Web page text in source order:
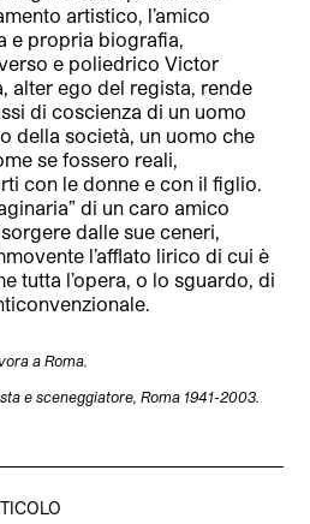
artistico, l’amico
e propria biografia,
e poliedrico Victor
alter ego del regista, rende
di coscienza di un uomo
della società, un uomo che
se fossero reali,
con le donne e con il figlio.
di un caro amico
dalle sue ceneri,
l’afflato lirico di cui è
tutta l’opera, o lo sguardo, di
a Roma.
e sceneggiatore,Roma 1941-2003.